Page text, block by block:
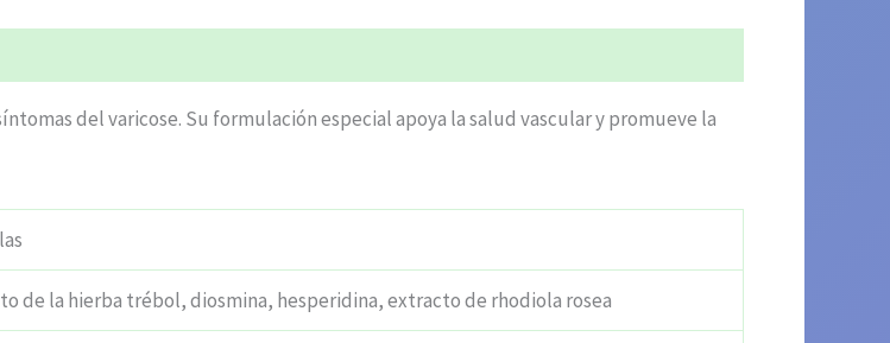
del varicose. Su formulación especial apoya la salud vascular y promueve la
de la hierba trébol, diosmina, hesperidina, extracto de rhodiola rosea